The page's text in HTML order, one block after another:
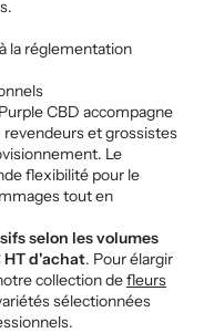
la réglementation
CBD accompagne
revendeurs et grossistes
Le
flexibilité pour le
tout en
selon les volumes
HT d'achat. Pour élargir
collection defleurs
sélectionnées